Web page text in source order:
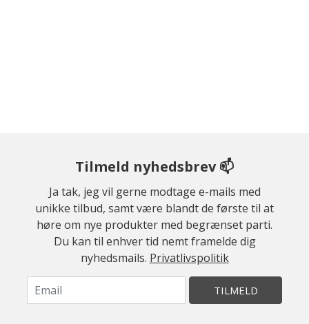
Tilmeld nyhedsbrev 📫
Ja tak, jeg vil gerne modtage e-mails med
unikke tilbud, samt være blandt de første til at
høre om nye produkter med begrænset parti.
Du kan til enhver tid nemt framelde dig
nyhedsmails. Privatlivspolitik
TILMELD